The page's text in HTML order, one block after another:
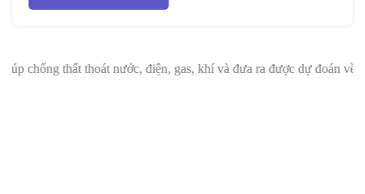
thất thoát nước, điện, gas, khí và đưa ra được dự đoán về